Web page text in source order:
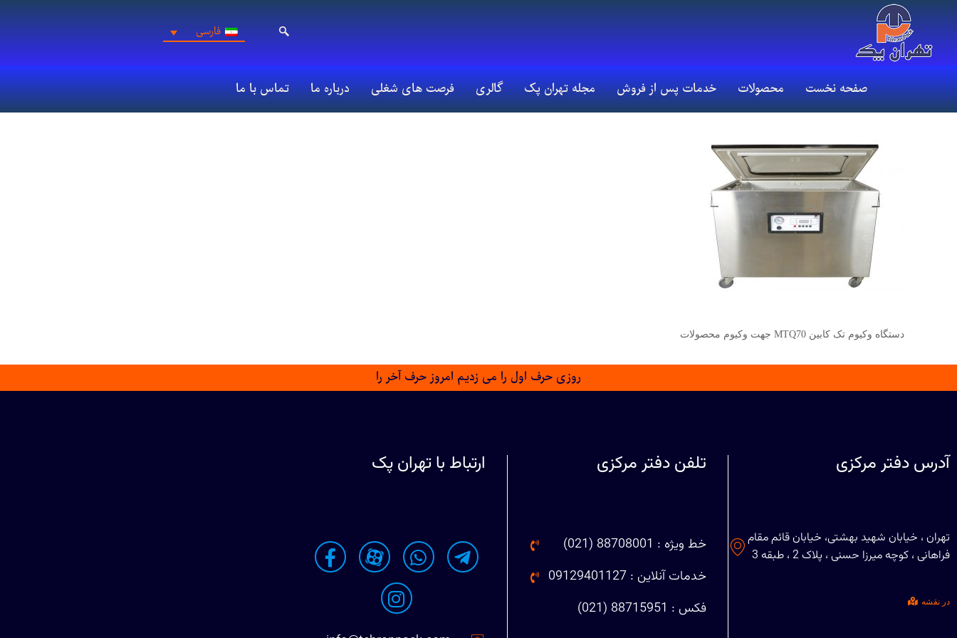
فارسی
صفحه نخست محصولات خدمات پس از فروش مجله تهران پک گالری فرصت های شغلی درباره ما تماس با ما
دستگاه وکیوم تک کابین MTQ70 جهت وکیوم محصولات
روزی حرف اول را می زدیم امروز حرف آخر را
آدرس دفتر مرکزی
تهران ، خیابان شهید بهشتی، خیابان قائم مقام
فراهانی ، کوچه میرزا حسنی ، پلاک 2 ، طبقه 3
در نقشه
تلفن دفتر مرکزی
خط ویژه : 88708001 (021)
خدمات آنلاین : 09129401127
فکس : 88715951 (021)
ارتباط با تهران پک